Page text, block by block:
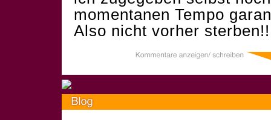
momentanen Tempo
Also nicht vorher